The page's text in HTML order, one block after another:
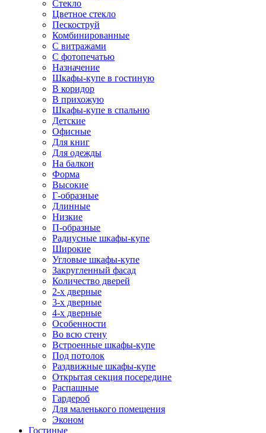
Стекло
Цветное стекло
Пескоструй
Комбинированные
С витражами
С фотопечатью
Назначение
Шкафы-купе в гостиную
В коридор
В прихожую
Шкафы-купе в спальню
Детские
Офисные
Для книг
Для одежды
На балкон
Форма
Высокие
Г-образные
Длинные
Низкие
П-образные
Радиусные шкафы-купе
Широкие
Угловые шкафы-купе
Закругленный фасад
Количество дверей
2-х дверные
3-х дверные
4-х дверные
Особенности
Во всю стену
Встроенные шкафы-купе
Под потолок
Раздвижные шкафы-купе
Открытая секция посередине
Распашные
Гардероб
Для маленького помещения
Эконом
Гостиные